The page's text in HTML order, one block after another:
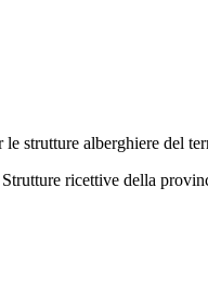
strutture alberghiere del
ricettive della